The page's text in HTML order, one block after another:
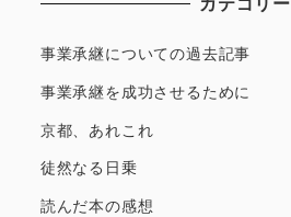
事業承継についての過去記事
事業承継を成功させるために
京都、あれこれ
徒然なる日乗
読んだ本の感想